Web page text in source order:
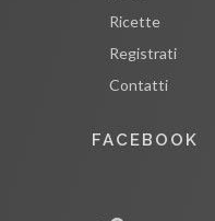
Ricette
Registrati
Contatti
FACEBOOK